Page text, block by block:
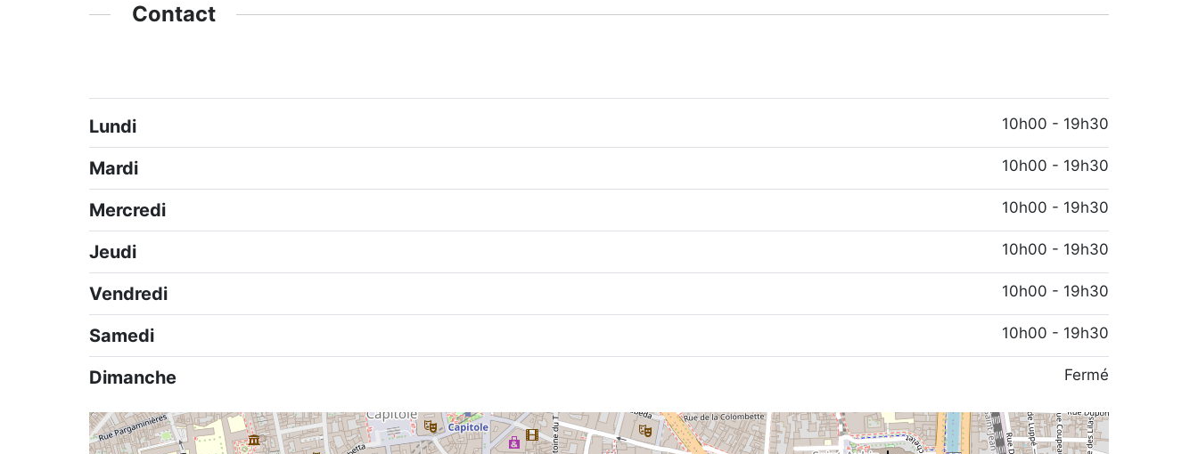
Contact
Lundi 10h00 - 19h30
Mardi 10h00 - 19h30
Mercredi 10h00 - 19h30
Jeudi 10h00 - 19h30
Vendredi 10h00 - 19h30
Samedi 10h00 - 19h30
Dimanche Fermé